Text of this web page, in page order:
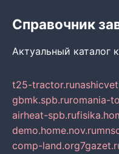
Справочник
Актуальный каталог
t25-tractor.ru
gbmk.spb.ruromania-
airheat-spb.ru
demo.home.nov.ru
comp-land.org